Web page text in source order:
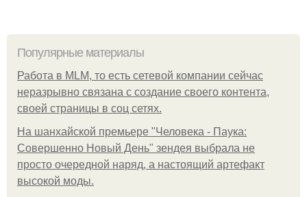
Популярные материалы
Работа в MLM, то есть сетевой компании сейчас
неразрывно связана с создание своего контента,
своей страницы в соц сетях.
На шанхайской премьере "Человека - Паука:
Совершенно Новый День" зендея выбрала не
просто очередной наряд, а настоящий артефакт
высокой моды.